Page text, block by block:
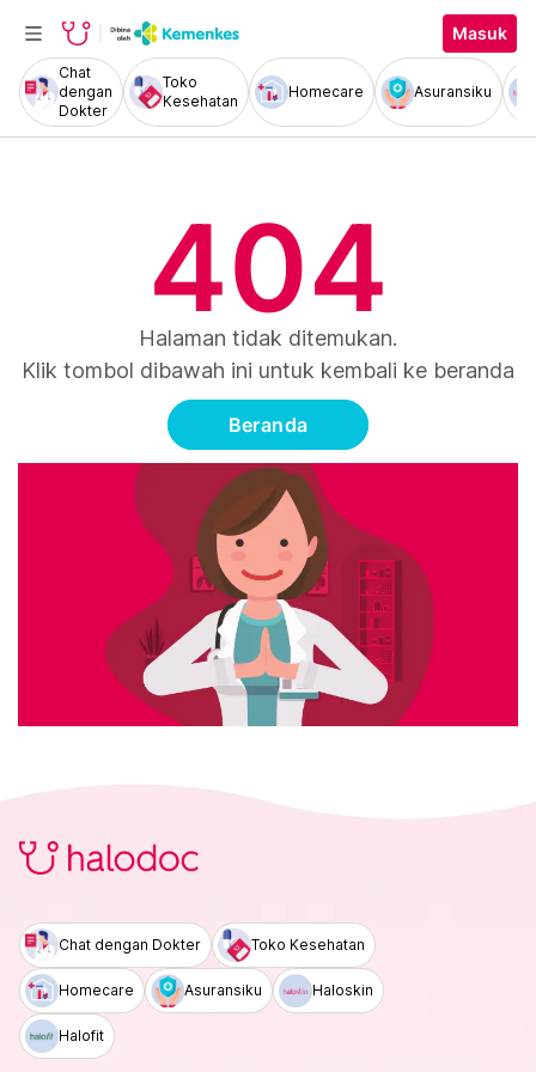
Masuk
Chat
dengan
Dokter
Toko
Kesehatan
Homecare Asuransiku
404
Halaman tidak ditemukan.
Klik tombol dibawah ini untuk kembali ke beranda
Beranda
Chat dengan Dokter Toko Kesehatan
Homecare Asuransiku Haloskin
Halofit